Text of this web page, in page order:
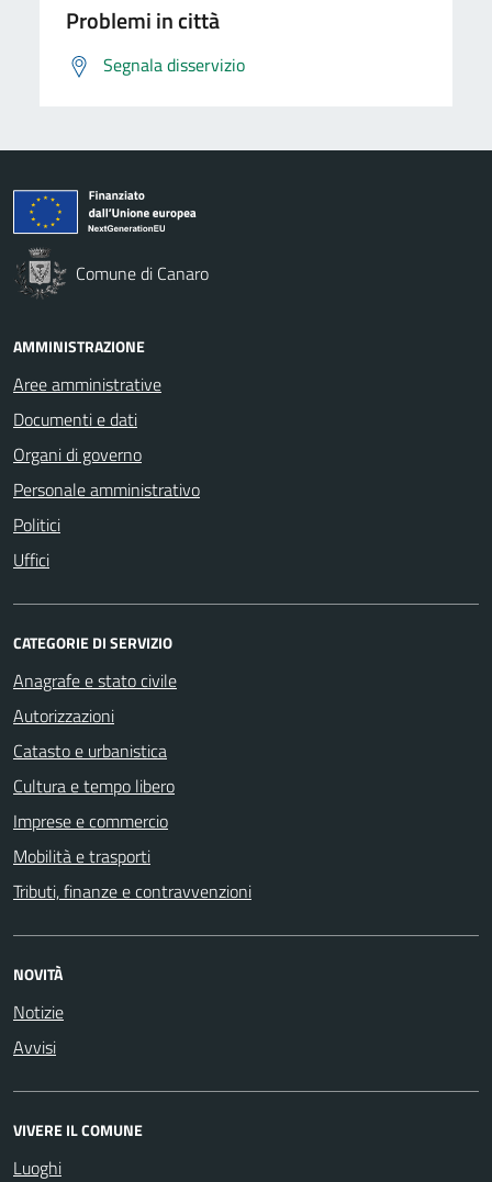
Problemi in città
Segnala disservizio
Comune di Canaro
AMMINISTRAZIONE
Aree amministrative
Documenti e dati
Organi di governo
Personale amministrativo
Politici
Uffici
CATEGORIE DI SERVIZIO
Anagrafe e stato civile
Autorizzazioni
Catasto e urbanistica
Cultura e tempo libero
Imprese e commercio
Mobilità e trasporti
Tributi, finanze e contravvenzioni
NOVITÀ
Notizie
Avvisi
VIVERE IL COMUNE
Luoghi